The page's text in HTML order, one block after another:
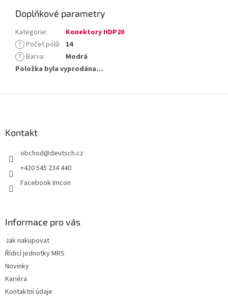
Doplňkové parametry
Kategorie:
Konektory HDP20
? Počet pólů: 14
? Barva:
Modrá
Položka byla vyprodána…
Kontakt
obchod@deutsch.cz
+420 545 234 440
Facebook Imcon
Informace pro vás
Jak nakupovat
Řídicí jednotky MRS
Novinky
Kariéra
Kontaktní údaje